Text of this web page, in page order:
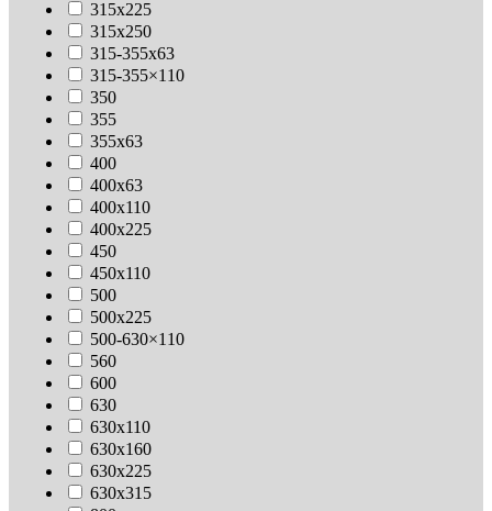
315х225
315х250
315-355х63
315-355×110
350
355
355х63
400
400х63
400х110
400х225
450
450х110
500
500х225
500-630×110
560
600
630
630х110
630x160
630х225
630х315